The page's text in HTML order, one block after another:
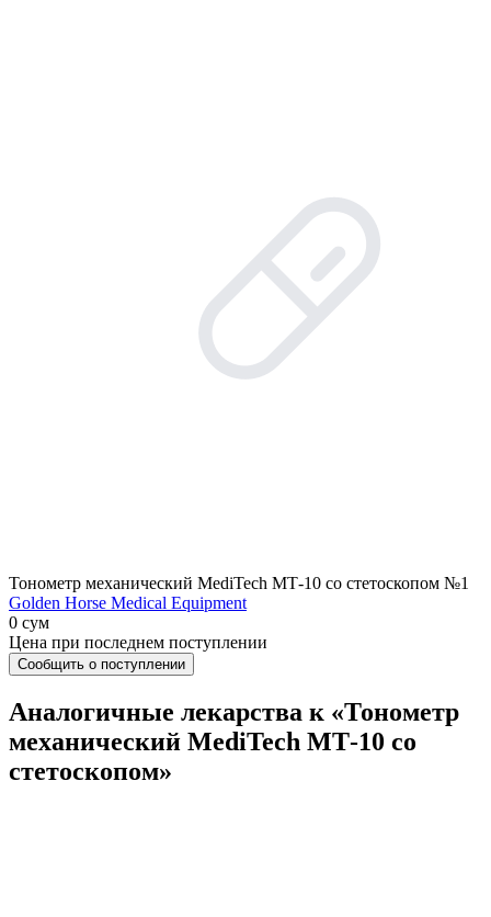
Тонометр механический MediTech МТ-10 со стетоскопом №1
Golden Horse Medical Equipment
0 сум
Цена при последнем поступлении
Сообщить о поступлении
Аналогичные лекарства к «Тонометр
механический MediTech МТ-10 со
стетоскопом»